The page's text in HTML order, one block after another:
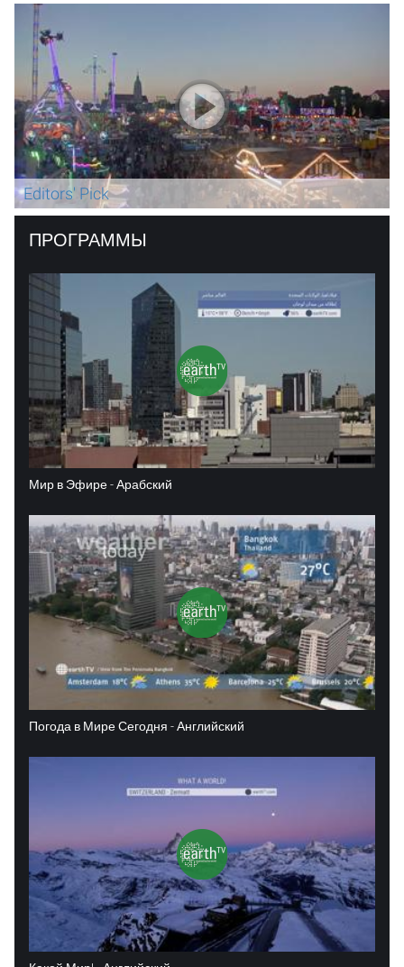
Editors' Pick
ПРОГРАММЫ
Мир в Эфире - Арабский
Погода в Мире Сегодня - Английский